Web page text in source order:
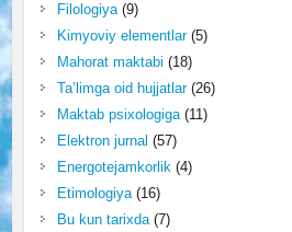
Filologiya(9)
Kimyoviy elementlar(5)
Mahorat maktabi (18)
Ta’limga oid hujjatlar(26)
Maktab psixologiga(11)
Elektron jurnal (57)
Energotejamkorlik(4)
Etimologiya(16)
Bu kun tarixda(7)